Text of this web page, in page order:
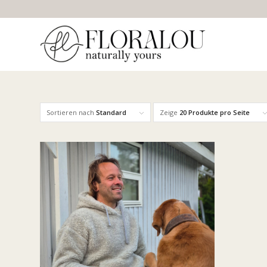
Sortieren nach Standard Zeige 20 Produkte pro Seite